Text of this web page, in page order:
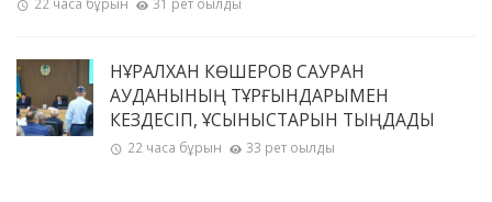
22 часа бұрын 31 рет оқылды
НҰРАЛХАН КӨШЕРОВ САУРАН
АУДАНЫНЫҢ ТҰРҒЫНДАРЫМЕН
КЕЗДЕСІП, ҰСЫНЫСТАРЫН ТЫҢДАДЫ
22 часа бұрын 33 рет оқылды